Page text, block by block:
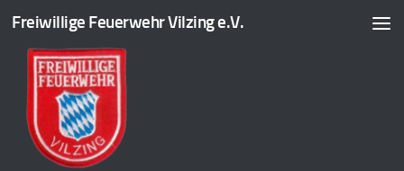
Zum Inhalt springen
Freiwillige Feuerwehr Vilzing e.V.